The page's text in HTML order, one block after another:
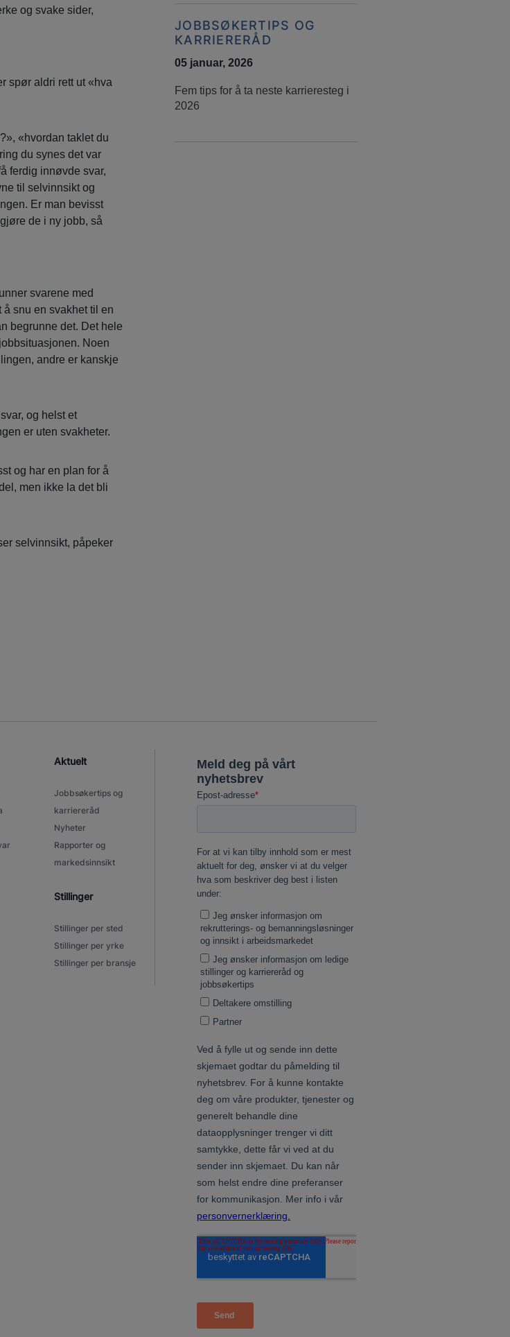
og svake sider,
spør aldri rett ut «hva
«hvordan taklet du
du synes det var
ferdig innøvde svar,
til selvinnsikt og
Er man bevisst
de i ny jobb, så
svarene med
snu en svakhet til en
begrunne det. Det hele
Noen
andre er kanskje
og helst et
er uten svakheter.
og har en plan for å
men ikke la det bli
selvinnsikt, påpeker
JOBBSØKERTIPS OG
KARRIERERÅD
05 januar, 2026
Fem tips for å ta neste karrieresteg i
2026
Aktuelt
Jobbsøkertips og
karriereråd
Nyheter
Rapporter og
markedsinnsikt
Stillinger
Stillinger per sted
Stillinger per yrke
Stillinger per bransje